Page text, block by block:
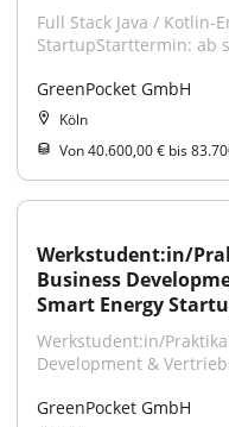
Full Stack Java /
StartupStarttermin: ab
GreenPocket GmbH
Köln
Von 40.600,00 € bis
Werkstudent:in/
Business
Smart Energy
Werkstudent:in/
Development &
GreenPocket GmbH